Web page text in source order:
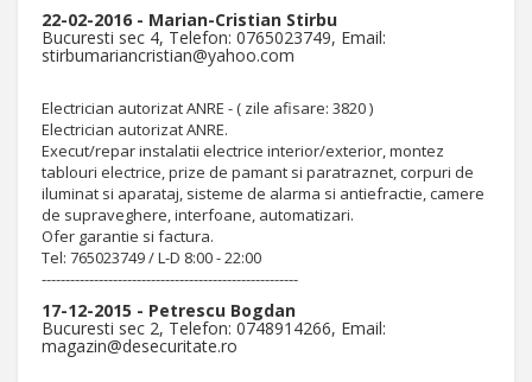
22-02-2016 - Marian-Cristian Stirbu
Bucuresti sec 4, Telefon: 0765023749, Email:
stirbumariancristian@yahoo.com
Electrician autorizat ANRE - ( zile afisare: 3820 )
Electrician autorizat ANRE.
Execut/repar instalatii electrice interior/exterior, montez
tablouri electrice, prize de pamant si paratraznet, corpuri de
iluminat si aparataj, sisteme de alarma si antiefractie, camere
de supraveghere, interfoane, automatizari.
Ofer garantie si factura.
Tel: 765023749 / L-D 8:00 - 22:00
------------------------------------------------------
17-12-2015 - Petrescu Bogdan
Bucuresti sec 2, Telefon: 0748914266, Email:
magazin@desecuritate.ro